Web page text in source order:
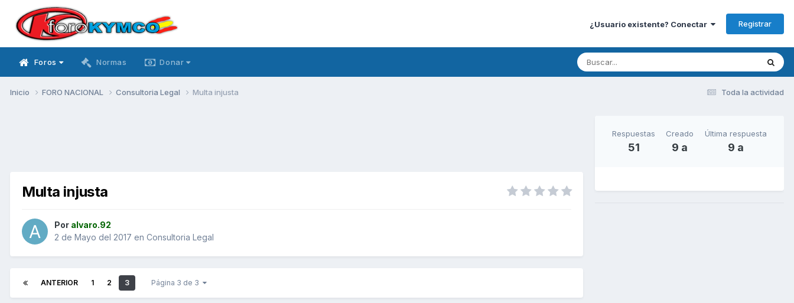
¿Usuario existente? Conectar Registrar
Foros Normas Donar
Toda la actividad
Inicio FORO NACIONAL Consultoria Legal Multa injusta
Multa injusta
Por alvaro.92
2 de Mayo del 2017 en Consultoria Legal
ANTERIOR 1 2 3 Página 3 de 3
Respuestas
51
Creado
9 a
Última respuesta
9 a